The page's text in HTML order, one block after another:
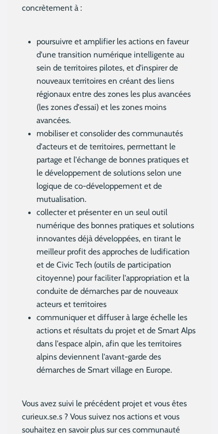
concrètement à :
poursuivre et amplifier les actions en faveur
d'une transition numérique intelligente au
sein de territoires pilotes, et d'inspirer de
nouveaux territoires en créant des liens
régionaux entre des zones les plus avancées
(les zones d'essai) et les zones moins
avancées.
mobiliser et consolider des communautés
d'acteurs et de territoires, permettant le
partage et l'échange de bonnes pratiques et
le développement de solutions selon une
logique de co-développement et de
mutualisation.
collecter et présenter en un seul outil
numérique des bonnes pratiques et solutions
innovantes déjà développées, en tirant le
meilleur profit des approches de ludification
et de Civic Tech (outils de participation
citoyenne) pour faciliter l'appropriation et la
conduite de démarches par de nouveaux
acteurs et territoires
communiquer et diffuser à large échelle les
actions et résultats du projet et de Smart Alps
dans l'espace alpin, afin que les territoires
alpins deviennent l'avant-garde des
démarches de Smart village en Europe.
Vous avez suivi le précédent projet et vous êtes
curieux.se.s ? Vous suivez nos actions et vous
souhaitez en savoir plus sur ces communauté